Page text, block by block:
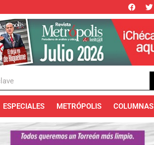
ESPECIALES METRÓPOLIS COLUMNAS